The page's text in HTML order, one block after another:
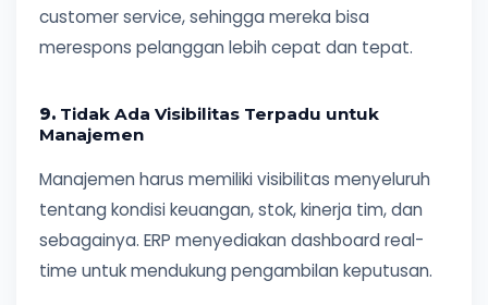
customer service, sehingga mereka bisa
merespons pelanggan lebih cepat dan tepat.
9. Tidak Ada Visibilitas Terpadu untuk
Manajemen
Manajemen harus memiliki visibilitas menyeluruh
tentang kondisi keuangan, stok, kinerja tim, dan
sebagainya. ERP menyediakan dashboard real-
time untuk mendukung pengambilan keputusan.